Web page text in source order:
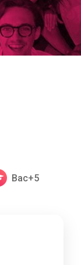
Bac+5